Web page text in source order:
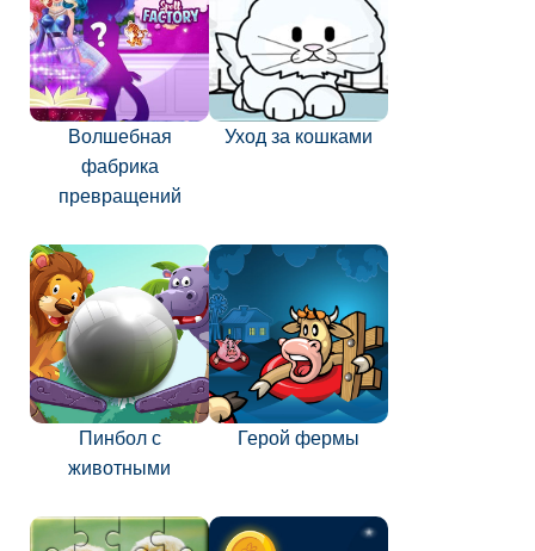
Волшебная
фабрика
превращений
Уход за кошками
Пинбол с
животными
Герой фермы